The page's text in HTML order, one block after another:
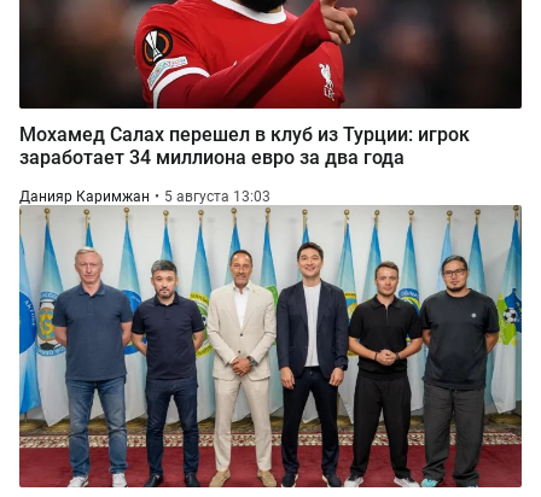
Мохамед Салах перешел в клуб из Турции: игрок
заработает 34 миллиона евро за два года
Данияр Каримжан 5 августа 13:03